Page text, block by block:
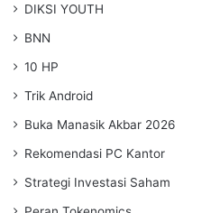
DIKSI YOUTH
BNN
10 HP
Trik Android
Buka Manasik Akbar 2026
Rekomendasi PC Kantor
Strategi Investasi Saham